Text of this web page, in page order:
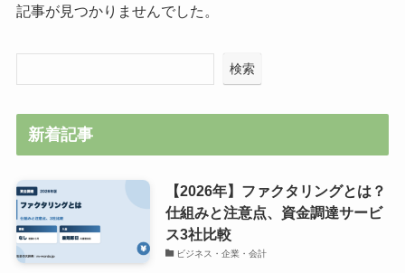
記事が見つかりませんでした。
検索
新着記事
【2026年】ファクタリングとは？
仕組みと注意点、資金調達サービ
ス3社比較
ビジネス・企業・会計